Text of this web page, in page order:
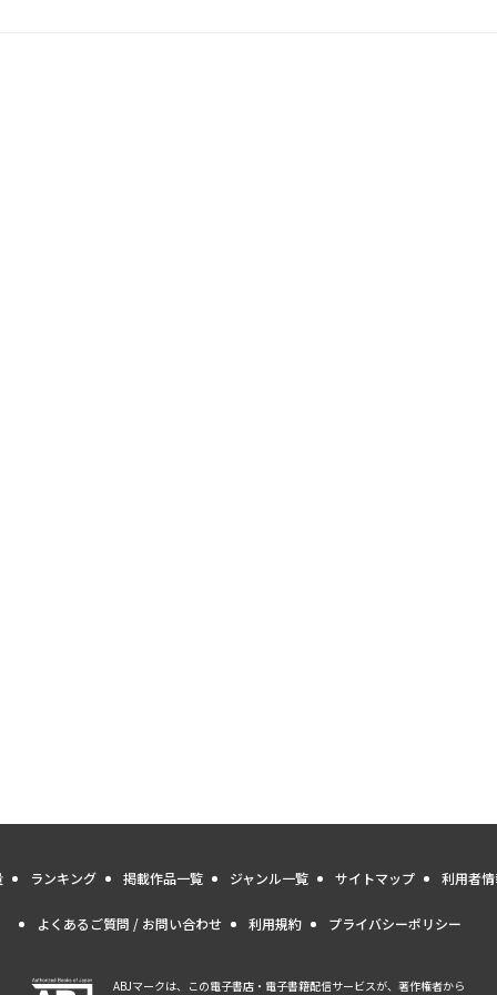
ランキング 掲載作品一覧 ジャンル一覧 サイトマップ 利用者
よくあるご質問 / お問い合わせ 利用規約 プライバシーポリシー
ABJマークは、この電子書店・電子書籍配信サービスが、著作権者から